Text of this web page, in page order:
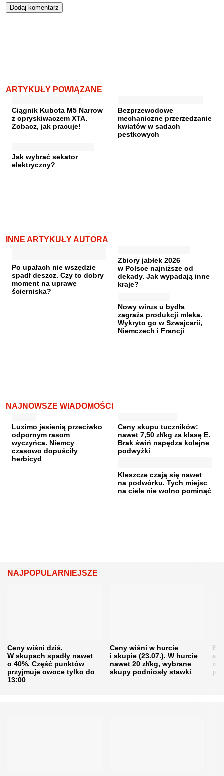
ARTYKUŁY POWIĄZANE
Ciągnik Kubota M5 Narrow
z opryskiwaczem XTA.
Zobacz, jak pracuje!
Bezprzewodowe
mechaniczne przerzedzanie
kwiatów w sadach
pestkowych
Jak wybrać sekator
elektryczny?
INNE ARTYKUŁY AUTORA
Po upałach nie wszędzie
spadł deszcz. Czy to dobry
moment na uprawę
ścierniska?
Zbiory jabłek 2026
w Polsce najniższe od
dekady. Jak wypadają inne
kraje?
Nowy wirus u bydła
zagraża produkcji mleka.
Wykryto go w Szwajcarii,
Niemczech i Francji
NAJNOWSZE WIADOMOŚCI
Luximo jesienią przeciwko
odpornym rasom
wyczyńca. Niemcy
czasowo dopuściły
herbicyd
Ceny skupu tuczników:
nawet 7,50 zł/kg za klasę E.
Brak świń napędza kolejne
podwyżki
Kleszcze czają się nawet
na podwórku. Tych miejsc
na ciele nie wolno pominąć
NAJPOPULARNIEJSZE
Ceny wiśni dziś.
W skupach spadły nawet
o 40%. Część punktów
przyjmuje owoce tylko do
13:00
Ceny wiśni w hurcie
i skupie (23.07.). W hurcie
nawet 20 zł/kg, wybrane
skupy podniosły stawki